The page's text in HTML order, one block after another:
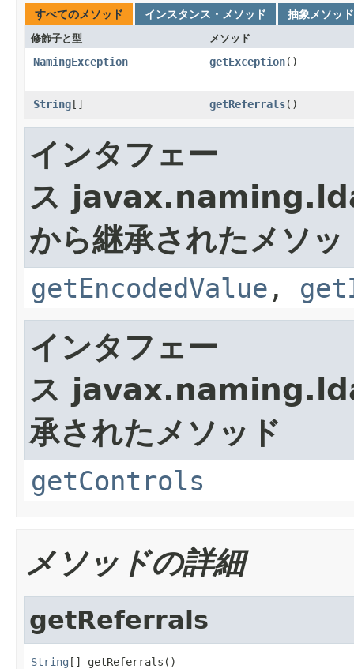
すべてのメソッド インスタンス・メソッド 抽象メソッド
修飾子と型 メソッド
NamingException getException()
String[] getReferrals()
インタフェー
ス
から継承されたメソッ
getEncodedValue ,
インタフェー
ス
承されたメソッド
getControls
メソッドの詳細
getReferrals
String [] getReferrals()